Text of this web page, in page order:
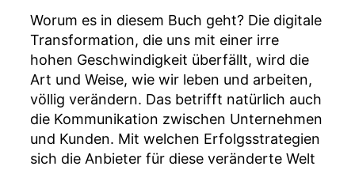
Worum es in diesem Buch geht? Die digitale
Transformation, die uns mit einer irre
hohen Geschwindigkeit überfällt, wird die
Art und Weise, wie wir leben und arbeiten,
völlig verändern. Das betrifft natürlich auch
die Kommunikation zwischen Unternehmen
und Kunden. Mit welchen Erfolgsstrategien
sich die Anbieter für diese veränderte Welt